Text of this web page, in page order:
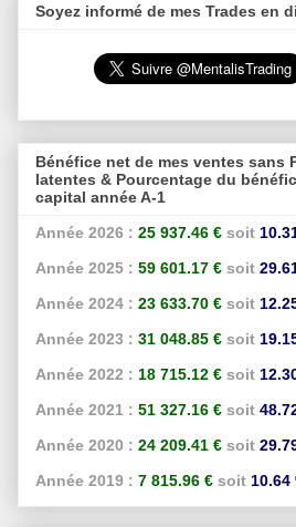
Soyez informé de mes Trades en
Bénéfice net de mes ventes sans
latentes & Pourcentage du
capital année A-1
Année 2026 : 25 937.46 € soit
Année 2025 : 59 601.17 € soit
Année 2024 : 23 633.70 € soit
Année 2023 : 31 048.85 € soit
Année 2022 : 18 715.12 € soit
Année 2021 : 51 327.16 € soit
Année 2020 : 24 209.41 € soit
Année 2019 : 7 815.96 € soit 10.64